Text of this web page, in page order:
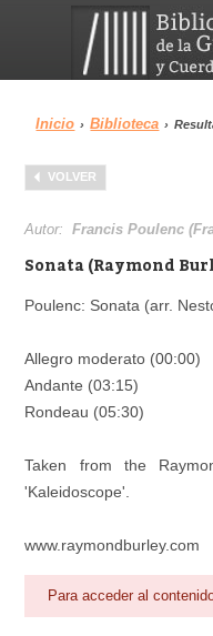
Menu
Biblioteca
Inicio › Biblioteca ›
VOLVER
Autor:Francis Poulenc
Sonata (Raymond
Poulenc: Sonata (arr.
Allegro moderato (00:00)
Andante (03:15)
Rondeau (05:30)
Taken from the
'Kaleidoscope'.
www.raymondburley.com
Para acceder al